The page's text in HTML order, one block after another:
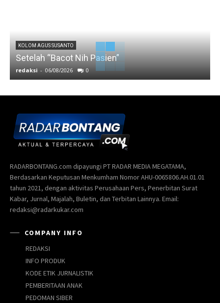
KOLOM AGUS SUSANTO
Setelah “Bacot Nih Pasien”
redaksi - 06/08/2026 0
RADARBONTANG.com dipayungi PT RADAR MEDIA MEGATAMA,
Berdasarkan Keputusan Menkumham Nomor AHU-0065806.AH.01.01
tahun 2021, dengan aktivitas Perusahaan Pers, Penerbitan Surat
Kabar, Jurnal, Majalah, Buletin, dan Terbitan Lainnya. Email:
redaksi@radarkukar.com
COMPANY INFO
REDAKSI
INFO PRODUK
KODE ETIK JURNALISTIK
PEMBERITAAN ANAK
PEDOMAN SIBER